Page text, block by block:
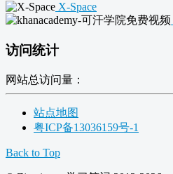
X-Space
访问统计
网站总访问量：
站点地图
粤ICP备13036159号-1
Back to Top